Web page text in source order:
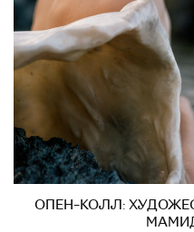
ОПЕН-КОЛЛ: